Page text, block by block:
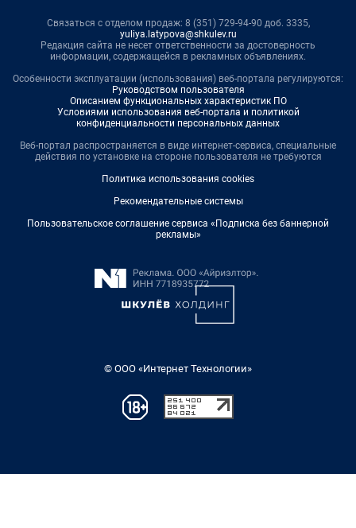
Связаться с отделом продаж: 8 (351) 729-94-90 доб. 3335,
yuliya.latypova@shkulev.ru
Редакция сайта не несет ответственности за достоверность
информации, содержащейся в рекламных объявлениях.
Особенности эксплуатации (использования) веб-портала регулируются:
Руководством пользователя
Описанием функциональных характеристик ПО
Условиями использования веб-портала и политикой
конфиденциальности персональных данных
Веб-портал распространяется в виде интернет-сервиса, специальные
действия по установке на стороне пользователя не требуются
Политика использования cookies
Рекомендательные системы
Пользовательское соглашение сервиса «Подписка без баннерной
рекламы»
© ООО «Интернет Технологии»